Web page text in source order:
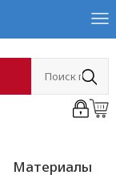
Материалы